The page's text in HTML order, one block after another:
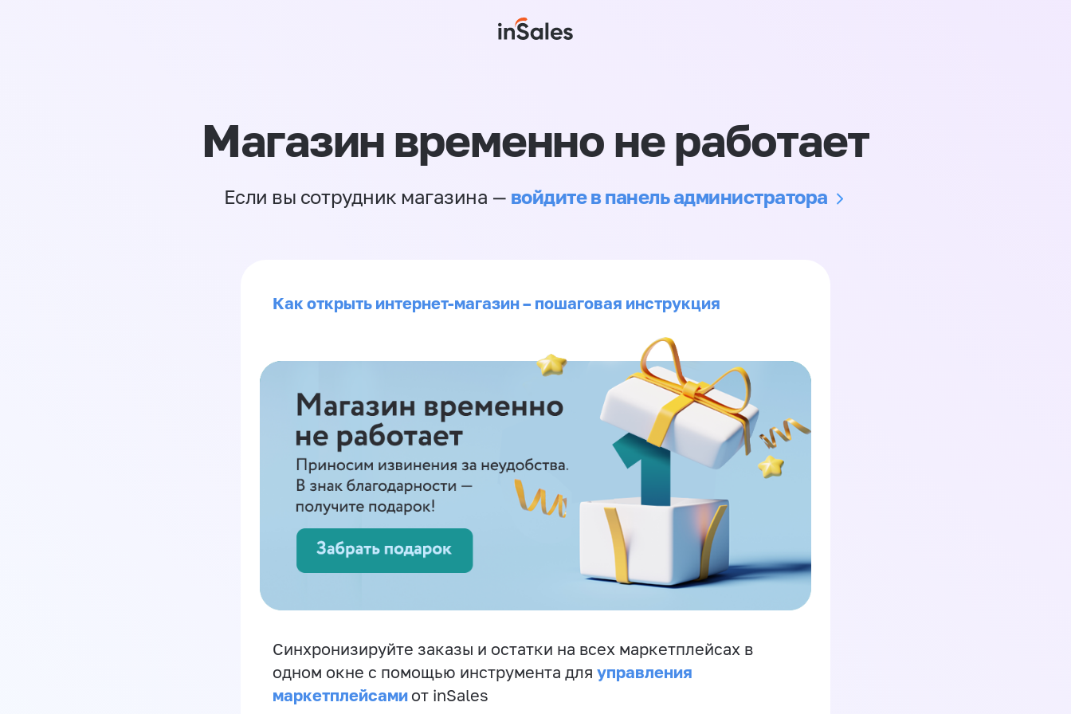
Магазин временно не работает
Если вы сотрудник магазина — войдите в панель администратора
Как открыть интернет-магазин – пошаговая инструкция
Синхронизируйте заказы и остатки на всех маркетплейсах в
одном окне с помощью инструмента для управления
маркетплейсами от inSales